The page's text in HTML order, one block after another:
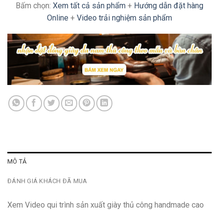
Bấm chọn: Xem tất cả sản phẩm + Hướng dẫn đặt hàng
Online + Video trải nghiệm sản phẩm
MÔ TẢ
ĐÁNH GIÁ KHÁCH ĐÃ MUA
Xem Video qui trình sản xuất giày thủ công handmade cao